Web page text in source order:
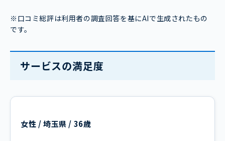
※口コミ総評は利用者の調査回答を基にAIで生成されたもの
です。
サービスの満足度
女性 / 埼玉県 / 36歳